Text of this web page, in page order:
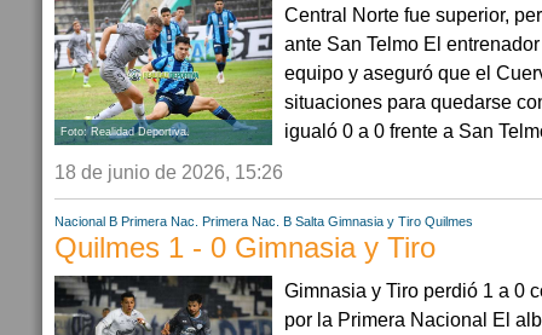
Foto: Realidad Deportiva.
Central Norte fue superior,
ante San Telmo El
equipo y aseguró que el
situaciones para quedarse
igualó 0 a 0 frente a San
18 de junio de 2026, 15:26
Nacional B Primera Nac. Primera Nac. B Salta Gimnasia y Tiro Quilmes
Quilmes 1 - 0 Gimnasia y Tiro
Gimnasia y Tiro perdió 1 a 0
por la Primera Nacional El